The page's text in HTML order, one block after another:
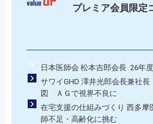
プレミア会員限定
日本医師会 松本吉郎会長 26年
サワイGHD 澤井光郎会長兼社
図 ＡＧで視界不良に
在宅支援の仕組みづくり 西多
師不足・高齢化に挑む